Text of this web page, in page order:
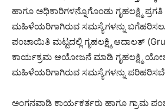
ಹಾಗೂ ಅಧಿಕಾರಿಗಳನ್ನೊಗೊಂಡು ಗೃಹಲಕ್ಷ್ಮಿ
ಮಹಿಳೆಯರಿಗಾಗಿರುವ ಸಮಸ್ಯೆಗಳನ್ನು
ಪಂಚಾಯಿತಿ ಮಟ್ಟದಲ್ಲಿ ಗೃಹಲಕ್ಷ್ಮಿ ಆದಾಲತ್
ಕಾರ್ಯಕ್ರಮ ಆಯೋಜನೆ ಮಾಡಿ ಗೃಹಲಕ್ಷ್ಮಿ
ಮಹಿಳೆಯರಿಗಾಗಿರುವ ಸಮಸ್ಯೆಗಳನ್ನು
ಅಂಗನವಾಡಿ ಕಾರ್ಯಕರ್ತರು ಹಾಗೂ ಗ್ರಾಮ